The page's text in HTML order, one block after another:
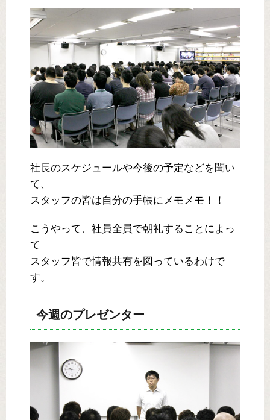
社長のスケジュールや今後の予定などを聞い
て、
スタッフの皆は自分の手帳にメモメモ！！
こうやって、社員全員で朝礼することによっ
て
スタッフ皆で情報共有を図っているわけで
す。
今週のプレゼンター